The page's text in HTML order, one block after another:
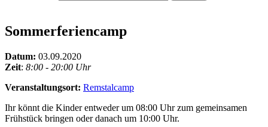
Sommerferiencamp
Datum: 03.09.2020
Zeit: 8:00 - 20:00 Uhr
Veranstaltungsort: Remstalcamp
Ihr könnt die Kinder entweder um 08:00 Uhr zum gemeinsamen
Frühstück bringen oder danach um 10:00 Uhr.